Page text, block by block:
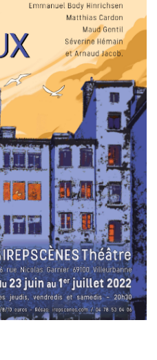
N
A
A
T
I
O
N